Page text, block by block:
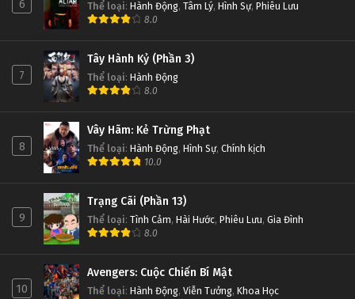
6 Thể loại: Hành Động, Tâm Lý, Hình Sự, Phiêu Lưu
8.0
7
Tây Hành Kỷ (Phần 3)
Thể loại: Hành Động
8.0
8
Vây Hãm: Kẻ Trừng Phạt
Thể loại: Hành Động, Hình Sự, Chính kịch
10.0
9
Trạng Cãi (Phần 13)
Thể loại: Tình Cảm, Hài Hước, Phiêu Lưu, Gia Đình
8.0
10
Avengers: Cuộc Chiến Bí Mật
Thể loại: Hành Động, Viễn Tưởng, Khoa Học